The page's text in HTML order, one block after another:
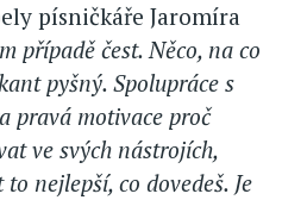
písničkáře Jaromíra
případě čest. Něco, na co
pyšný. Spolupráce s
pravá motivace proč
ve svých nástrojích,
nejlepší, co dovedeš. Je